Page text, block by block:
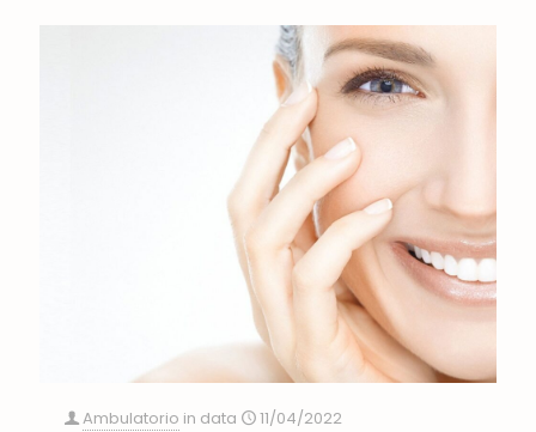
Ambulatorio in data 11/04/2022